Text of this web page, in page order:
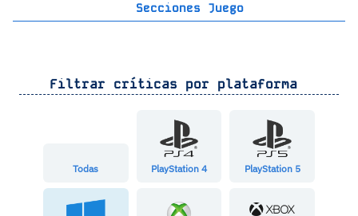
Secciones Juego
Filtrar críticas por plataforma
Todas PlayStation 4 PlayStation 5